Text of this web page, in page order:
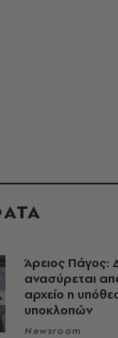
Άρειος Πάγος:
ανασύρεται
αρχείο η
υποκλοπών
Newsroom